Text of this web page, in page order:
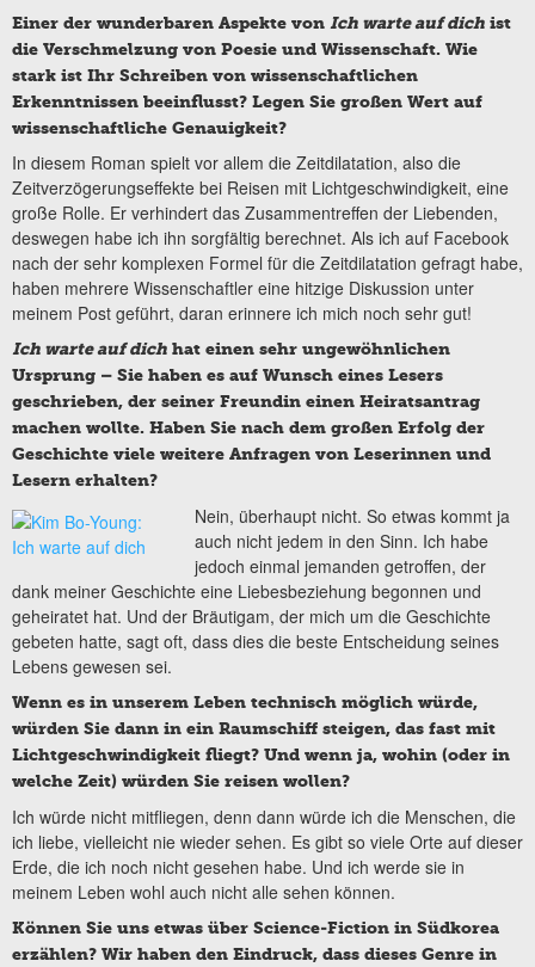
Einer der wunderbaren Aspekte von Ich warte auf dich ist
die Verschmelzung von Poesie und Wissenschaft. Wie
stark ist Ihr Schreiben von wissenschaftlichen
Erkenntnissen beeinflusst? Legen Sie großen Wert auf
wissenschaftliche Genauigkeit?
In diesem Roman spielt vor allem die Zeitdilatation, also die
Zeitverzögerungseffekte bei Reisen mit Lichtgeschwindigkeit, eine
große Rolle. Er verhindert das Zusammentreffen der Liebenden,
deswegen habe ich ihn sorgfältig berechnet. Als ich auf Facebook
nach der sehr komplexen Formel für die Zeitdilatation gefragt habe,
haben mehrere Wissenschaftler eine hitzige Diskussion unter
meinem Post geführt, daran erinnere ich mich noch sehr gut!
Ich warte auf dich hat einen sehr ungewöhnlichen
Ursprung – Sie haben es auf Wunsch eines Lesers
geschrieben, der seiner Freundin einen Heiratsantrag
machen wollte. Haben Sie nach dem großen Erfolg der
Geschichte viele weitere Anfragen von Leserinnen und
Lesern erhalten?
Nein, überhaupt nicht. So etwas kommt ja
auch nicht jedem in den Sinn. Ich habe
jedoch einmal jemanden getroffen, der
dank meiner Geschichte eine Liebesbeziehung begonnen und
geheiratet hat. Und der Bräutigam, der mich um die Geschichte
gebeten hatte, sagt oft, dass dies die beste Entscheidung seines
Lebens gewesen sei.
Wenn es in unserem Leben technisch möglich würde,
würden Sie dann in ein Raumschiff steigen, das fast mit
Lichtgeschwindigkeit fliegt? Und wenn ja, wohin (oder in
welche Zeit) würden Sie reisen wollen?
Ich würde nicht mitfliegen, denn dann würde ich die Menschen, die
ich liebe, vielleicht nie wieder sehen. Es gibt so viele Orte auf dieser
Erde, die ich noch nicht gesehen habe. Und ich werde sie in
meinem Leben wohl auch nicht alle sehen können.
Können Sie uns etwas über Science-Fiction in Südkorea
erzählen? Wir haben den Eindruck, dass dieses Genre in